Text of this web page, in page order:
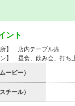
ント
所】 店内テーブル席
ン】 昼食、飲み会、打ち
ービー）
チール）